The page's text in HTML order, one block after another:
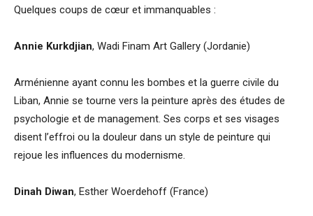
Quelques coups de cœur et immanquables :
Annie Kurkdjian, Wadi Finam Art Gallery (Jordanie)
Arménienne ayant connu les bombes et la guerre civile du
Liban, Annie se tourne vers la peinture après des études de
psychologie et de management. Ses corps et ses visages
disent l’effroi ou la douleur dans un style de peinture qui
rejoue les influences du modernisme.
Dinah Diwan, Esther Woerdehoff (France)